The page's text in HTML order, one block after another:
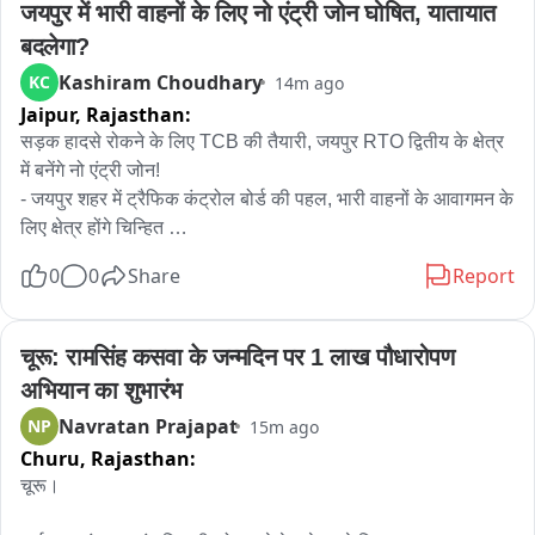
जयपुर में भारी वाहनों के लिए नो एंट्री जोन घोषित, यातायात
बदलेगा?
KC Kashiram Choudhary 14m ago
Jaipur, Rajasthan:
सड़क हादसे रोकने के लिए TCB की तैयारी, जयपुर RTO द्वितीय के क्षेत्र
में बनेंगे नो एंट्री जोन!
- जयपुर शहर में ट्रैफिक कंट्रोल बोर्ड की पहल, भारी वाहनों के आवागमन के
लिए क्षेत्र होंगे चिन्हित
हादसे कम करने की योजना
राजधानी जयपुर में पिछले एक वर्ष के दौरान भारी वाहनों से कई बड़ी दुर्घटनाएं
हुई हैं। हरमाड़ा, 200 फुट एक्सप्रेस वे और सीकर रोड क्षेत्र में हादसों की
संख्या अधिक रही है। अब जयपुर शहर में ट्रैफिक कंट्रोल बोर्ड ने इन
हादसों पर रोक लगाने के लिए प्लानिंग शुरू कर दी है। इसके लिए परिवहन
विभाग, ट्रैफिक पुलिस और एनएचएआई द्वारा संयुक्त रूप से तैयारी की
0 0 Share Report
चूरू: रामसिंह कसवा के जन्मदिन पर 1 लाख पौधारोपण
अभियान का शुभारंभ
NP Navratan Prajapat 15m ago
Churu, Rajasthan:
चूरू।